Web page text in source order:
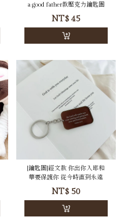
a good father款壓克力鑰匙圈
NT$ 45
[鑰匙圈]經文款 ‬‬‬‬你出你入耶和
華要保護你 從今時直到永遠
NT$ 50